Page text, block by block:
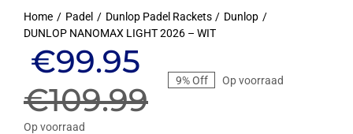
Home Padel Dunlop Padel Rackets
Dunlop
DUNLOP NANOMAX LIGHT 2026 – WIT
€109.99
Oorspronkelijke
prijs
€99.95
Huidige
prijs
9% Off Op voorraad
Op voorraad